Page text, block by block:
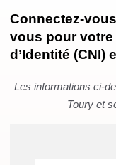
Connectez-
vous pour votre
d’Identité (CNI)
Les informations ci-
Toury et